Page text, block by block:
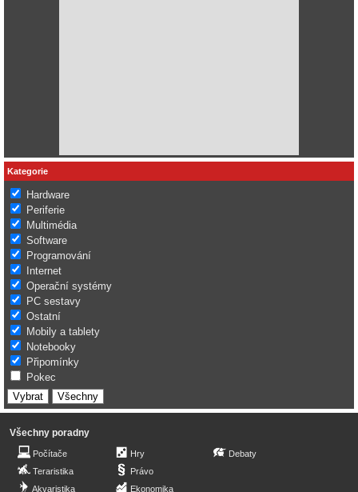
Kategorie
Hardware
Periferie
Multimédia
Software
Programování
Internet
Operační systémy
PC sestavy
Ostatní
Mobily a tablety
Notebooky
Připomínky
Pokec
Všechny poradny
Počítače
Teraristika
Akvaristika
Hry
Právo
Ekonomika
Debaty